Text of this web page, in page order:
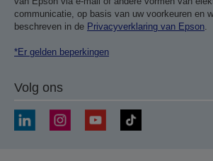
communicatie, op basis van uw voorkeuren en
beschreven in de Privacyverklaring van Epson.
*Er gelden beperkingen
Volg ons